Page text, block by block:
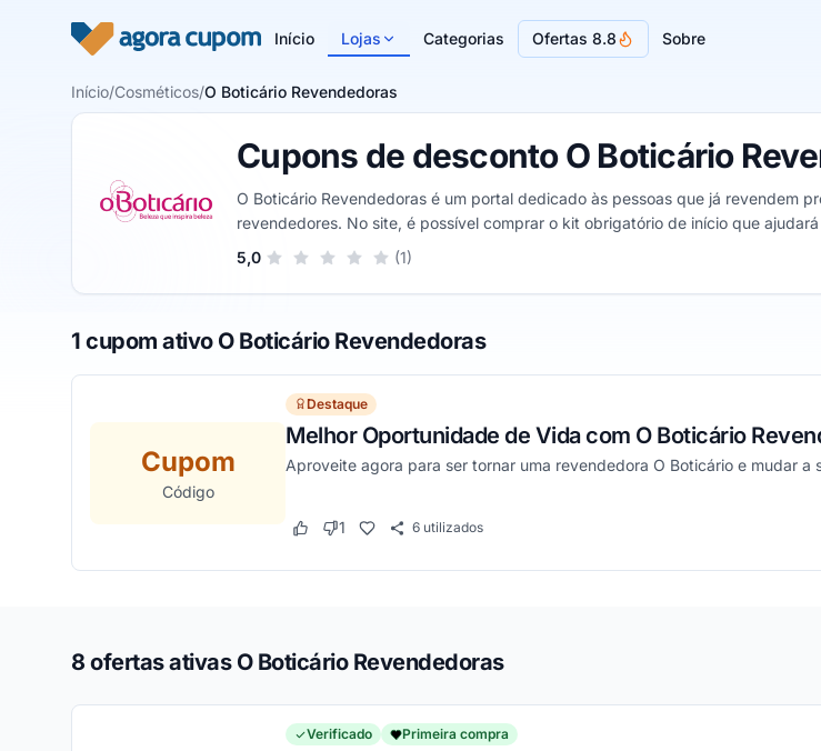
Início Lojas Categorias Ofertas 8.8 Sobre
Início/Cosméticos/O Boticário Revendedoras
Cupons de desconto O Boticário
O Boticário Revendedoras é um portal dedicado às pessoas que já revendem
revendedores. No site, é possível comprar o kit obrigatório de início que
5,0Sua nota para O Boticário Revendedoras, de 1 a 5 estrelas
5 estrelas
4 estrelas
3 estrelas
2 estrelas
1 estrela (1)
1 cupom ativo O Boticário Revendedoras
Cupom
Código
Destaque
Melhor Oportunidade de Vida com O Boticário
Aproveite agora para ser tornar uma revendedora O Boticário e mudar a
Este cupom funcionou
Este cupom não funcionou
1 6 utilizados
8 ofertas ativas O Boticário Revendedoras
Verificado Primeira compra